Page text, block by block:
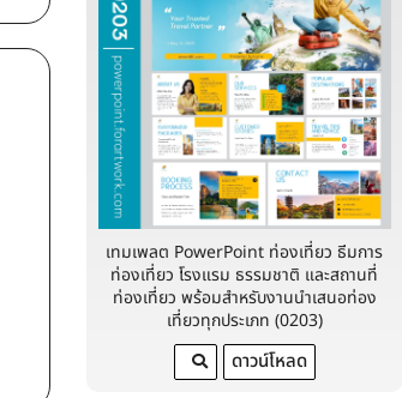
เทมเพลต PowerPoint ท่องเที่ยว ธีมการ
ท่องเที่ยว โรงแรม ธรรมชาติ และสถานที่
ท่องเที่ยว พร้อมสำหรับงานนำเสนอท่อง
เที่ยวทุกประเภท (0203)
ดาวน์โหลด